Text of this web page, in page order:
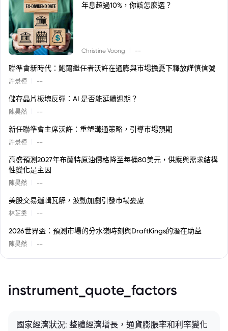
年息超過10%，你該怎麼選？
Christine Voong --
聯準會新時代：鮑爾繼任者沃許在通膨與市場擔憂下釋放謹慎信號
許景桓 --
儲存晶片板塊反彈：AI 是否能延續週期？
陳昊然 --
新任聯準會主席沃許：重塑溝通策略，引導市場預期
許景桓 --
高盛預測2027年布蘭特原油價格降至每桶80美元，供應與需求結構
性變化是主因
陳昊然 --
美股交易邏輯瓦解，波動加劇引發市場憂慮
林芷柔 --
2026世界盃：預測市場的分水嶺時刻與DraftKings的潛在助益
陳昊然 --
instrument_quote_factors
國家經濟狀況: 整體經濟增長，通貨膨脹率和利率變化